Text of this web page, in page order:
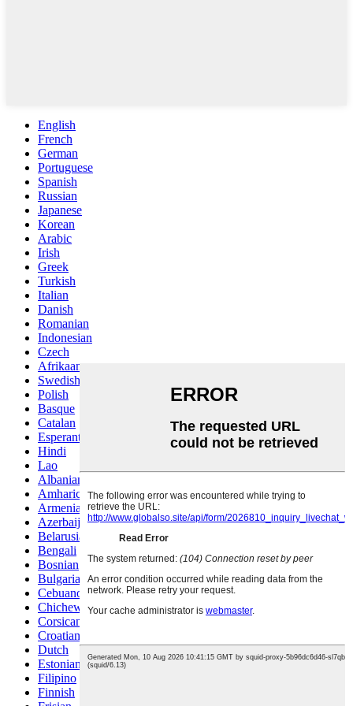
English
French
German
Portuguese
Spanish
Russian
Japanese
Korean
Arabic
Irish
Greek
Turkish
Italian
Danish
Romanian
Indonesian
Czech
Afrikaans
Swedish
Polish
Basque
Catalan
Esperanto
Hindi
Lao
Albanian
Amharic
Armenian
Azerbaijani
Belarusian
Bengali
Bosnian
Bulgarian
Cebuano
Chichewa
Corsican
Croatian
Dutch
Estonian
Filipino
Finnish